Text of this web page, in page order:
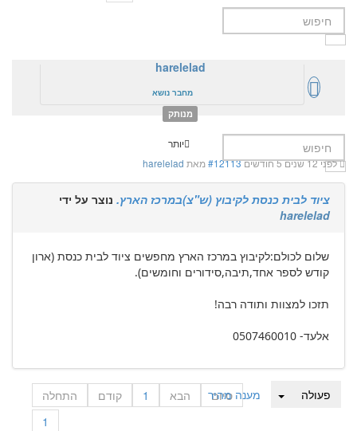
harelelad
מחבר נושא
מנותק
יותר
לפני 12 שנים 5 חודשים
#12113מאת harelelad
ציוד לבית כנסת לקיבוץ (ש"צ)במרכז הארץ. נוצר על ידי
harelelad
שלום לכולם:לקיבוץ במרכז הארץ מחפשים ציוד לבית כנסת (ארון
קודש לספר אחד,תיבה,סידורים וחומשים).
תזכו למצוות ותודה רבה!
אלעד- 0507460010
מענה מהיר פעולה התחלה קודם 1 הבא
סיום
1